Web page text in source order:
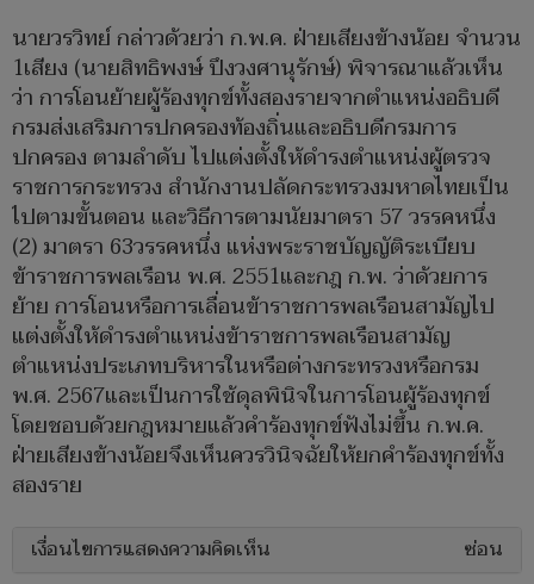
นายวรวิทย์ กล่าวด้วยว่า ก.พ.ค. ฝ่ายเสียงข้างน้อย จำนวน
1เสียง (นายสิทธิพงษ์ ปึงวงศานุรักษ์) พิจารณาแล้วเห็น
ว่า การโอนย้ายผู้ร้องทุกข์ทั้งสองรายจากตำแหน่งอธิบดี
กรมส่งเสริมการปกครองท้องถิ่นและอธิบดีกรมการ
ปกครอง ตามลำดับ ไปแต่งตั้งให้ดำรงตำแหน่งผู้ตรวจ
ราชการกระทรวง สำนักงานปลัดกระทรวงมหาดไทยเป็น
ไปตามขั้นตอน และวิธีการตามนัยมาตรา 57 วรรคหนึ่ง
(2) มาตรา 63วรรคหนึ่ง แห่งพระราชบัญญัติระเบียบ
ข้าราชการพลเรือน พ.ศ. 2551และกฎ ก.พ. ว่าด้วยการ
ย้าย การโอนหรือการเลื่อนข้าราชการพลเรือนสามัญไป
แต่งตั้งให้ดำรงตำแหน่งข้าราชการพลเรือนสามัญ
ตำแหน่งประเภทบริหารในหรือต่างกระทรวงหรือกรม
พ.ศ. 2567และเป็นการใช้ดุลพินิจในการโอนผู้ร้องทุกข์
โดยชอบด้วยกฎหมายแล้วคำร้องทุกข์ฟังไม่ขึ้น ก.พ.ค.
ฝ่ายเสียงข้างน้อยจึงเห็นควรวินิจฉัยให้ยกคำร้องทุกข์ทั้ง
สองราย
เงื่อนไขการแสดงความคิดเห็น ซ่อน